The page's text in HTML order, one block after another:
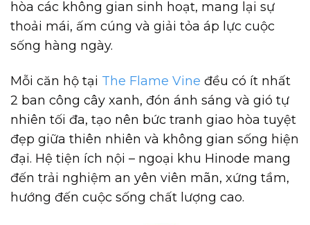
hòa các không gian sinh hoạt, mang lại sự
thoải mái, ấm cúng và giải tỏa áp lực cuộc
sống hàng ngày.
Mỗi căn hộ tại The Flame Vine đều có ít nhất
2 ban công cây xanh, đón ánh sáng và gió tự
nhiên tối đa, tạo nên bức tranh giao hòa tuyệt
đẹp giữa thiên nhiên và không gian sống hiện
đại. Hệ tiện ích nội – ngoại khu Hinode mang
đến trải nghiệm an yên viên mãn, xứng tầm,
hướng đến cuộc sống chất lượng cao.